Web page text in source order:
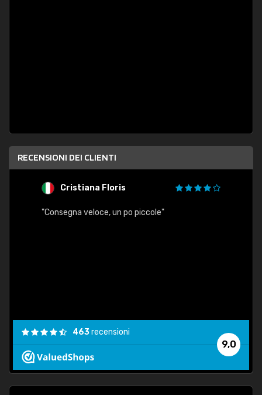
RECENSIONI DEI CLIENTI
Cristiana Floris
"Consegna veloce, un po piccole"
9,0
463recensioni